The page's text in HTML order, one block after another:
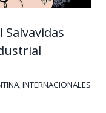
, INTERNACIONALES